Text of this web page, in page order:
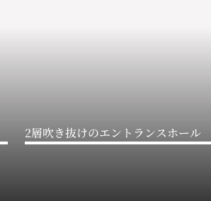
2層吹き抜けのエントランスホール